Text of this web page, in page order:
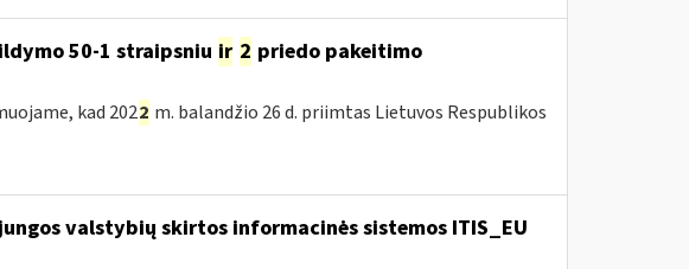
50-1 straipsniu ir 2 priedo pakeitimo
kad 2022 m. balandžio 26 d. priimtas Lietuvos Respublikos
valstybių skirtos informacinės sistemos ITIS_EU